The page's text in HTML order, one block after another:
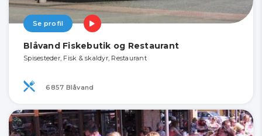
Se profil
Blåvand Fiskebutik og Restaurant
Spisesteder, Fisk & skaldyr, Restaurant
6857 Blåvand